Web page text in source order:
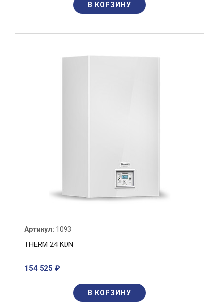
В КОРЗИНУ
Артикул: 1093
THERM 24 KDN
154 525 ₽
В КОРЗИНУ